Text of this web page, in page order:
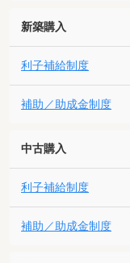
新築購入
利子補給制度
補助／助成金制度
中古購入
利子補給制度
補助／助成金制度